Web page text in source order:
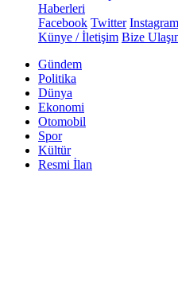
Haberleri
Facebook Twitter Instagram
Künye / İletişim Bize
Gündem
Politika
Dünya
Ekonomi
Otomobil
Spor
Kültür
Resmi İlan